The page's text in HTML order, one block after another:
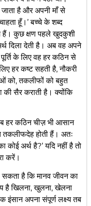
है और अपनी माँ से
हूँ।’ बच्चे के शब्द
कुछ क्षण पहले खुदकुशी
दिला देती है। अब वह अपने
के लिए वह हर कठिन से
हर कष्ट सहती है, नौकरी
को, तकलीफों को बहुत
सैर कराती है। क्योंकि
हर कठिन चीज़ भी आसान
तकलीफदेह होती हैं। अतः
अर्थ है?’ यदि नहीं है तो
करें।
है कि मानव जीवन का
है खिलना, खुलना, खेलना
इंसान अपना संपूर्ण लक्ष्य तब